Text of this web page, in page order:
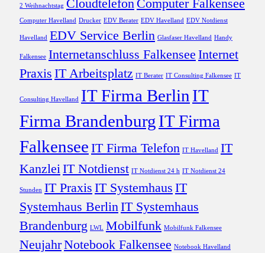
2 Weihnachtstag Cloudtelefon Computer Falkensee
Computer Havelland Drucker EDV Berater EDV Havelland EDV Notdienst
Havelland EDV Service Berlin Glasfaser Havelland Handy
Falkensee Internetanschluss Falkensee Internet
Praxis IT Arbeitsplatz IT Berater IT Consulting Falkensee IT
Consulting Havelland IT Firma Berlin IT
Firma BrandenburgIT Firma
Falkensee IT Firma Telefon IT Havelland IT
Kanzlei IT Notdienst IT Notdienst 24 h IT Notdienst 24
Stunden IT Praxis IT Systemhaus IT
Systemhaus Berlin IT Systemhaus
Brandenburg LWL Mobilfunk Mobilfunk Falkensee
NeujahrNotebook Falkensee Notebook Havelland